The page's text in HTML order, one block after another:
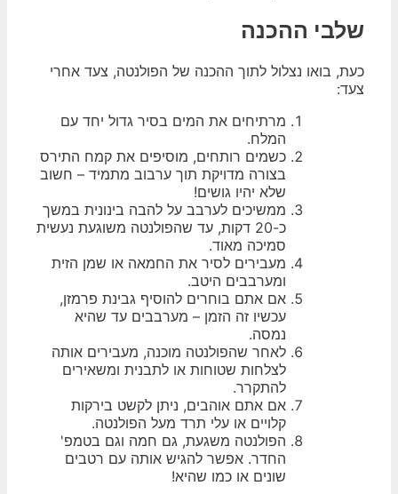
שלבי ההכנה
כעת, בואו נצלול לתוך ההכנה של הפולנטה, צעד אחרי
צעד:
מרתיחים את המים בסיר גדול יחד עם
המלח.
כשמים רותחים, מוסיפים את קמח התירס
בצורה מדויקת תוך ערבוב מתמיד – חשוב
שלא יהיו גושים!
ממשיכים לערבב על להבה בינונית במשך
כ-20 דקות, עד שהפולנטה משוגעת נעשית
סמיכה מאוד.
מעבירים לסיר את החמאה או שמן הזית
ומערבבים היטב.
אם אתם בוחרים להוסיף גבינת פרמזן,
עכשיו זה הזמן – מערבבים עד שהיא
נמסה.
לאחר שהפולנטה מוכנה, מעבירים אותה
לצלחות שטוחות או לתבנית ומשאירים
להתקרר.
אם אתם אוהבים, ניתן לקשט בירקות
קלויים או עלי תרד מעל הפולנטה.
הפולנטה משגעת, גם חמה וגם בטמפ'
החדר. אפשר להגיש אותה עם רטבים
שונים או כמו שהיא!